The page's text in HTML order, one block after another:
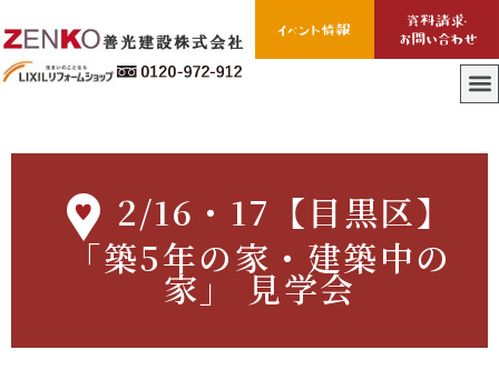
2/16・17【目黒区】
「築5年の家・建築中の
家」 見学会